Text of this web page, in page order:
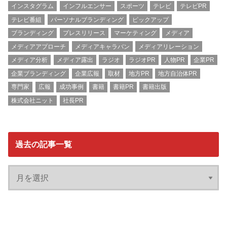
インスタグラム
インフルエンサー スポーツ テレビ
テレビPR
テレビ番組
パーソナルブランディング
ピックアップ
ブランディング
プレスリリース マーケティング
メディア
メディアアプローチ
メディアキャラバン
メディアリレーション
メディア分析
メディア露出 ラジオ ラジオPR 人物PR
企業PR
企業ブランディング
企業広報 取材 地方PR
地方自治体PR
専門家
広報 成功事例 書籍 書籍PR
書籍出版
株式会社ニット
社長PR
過去の記事一覧